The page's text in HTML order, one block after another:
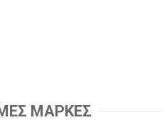
ΜΑΡΚΕΣ